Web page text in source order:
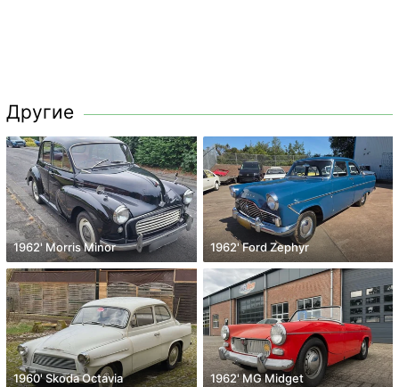
Другие
1962' Morris Minor 1962' Ford Zephyr
1960' Skoda Octavia 1962' MG Midget